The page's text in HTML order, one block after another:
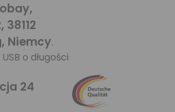
38112
Niemcy.
o długości
24